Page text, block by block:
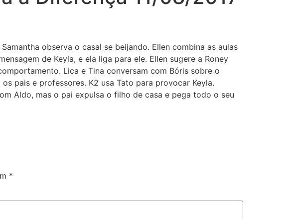
observa o casal se beijando. Ellen combina as aulas
de Keyla, e ela liga para ele. Ellen sugere a Roney
Lica e Tina conversam com Bóris sobre o
pais e professores. K2 usa Tato para provocar Keyla.
Aldo, mas o pai expulsa o filho de casa e pega todo o seu
*